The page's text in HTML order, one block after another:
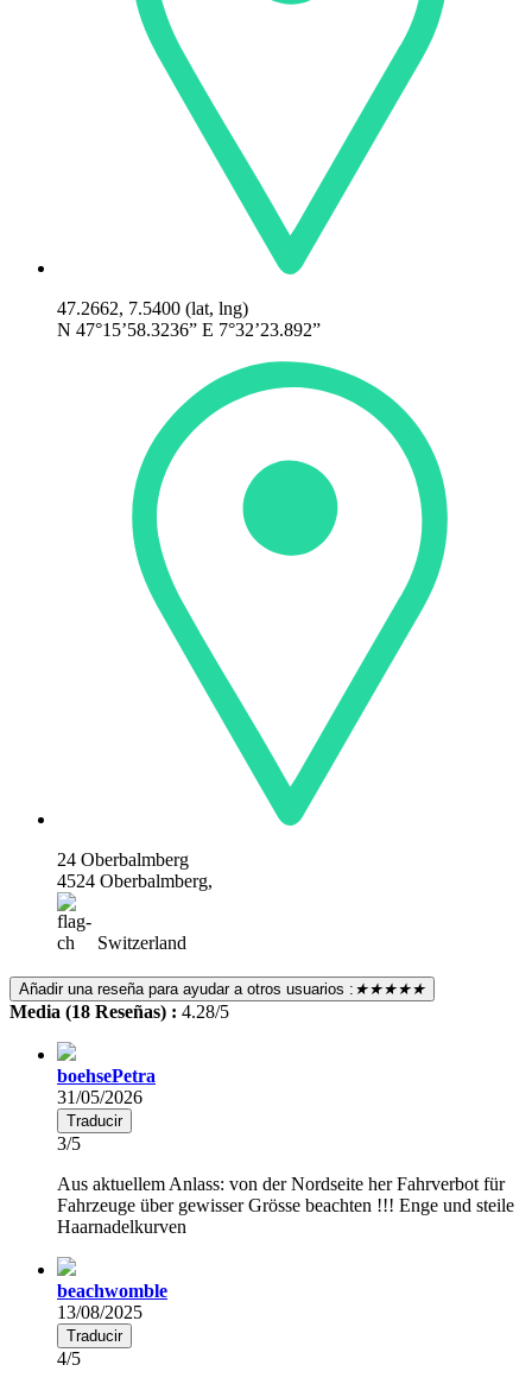
47.2662, 7.5400 (lat, lng)
N 47°15’58.3236” E 7°32’23.892”
24 Oberbalmberg
4524 Oberbalmberg,
Switzerland
Añadir una reseña para ayudar a otros usuarios : ★★★★★
Media (18 Reseñas) : 4.28/5
boehsePetra
31/05/2026
Traducir
3/5
Aus aktuellem Anlass: von der Nordseite her Fahrverbot für
Fahrzeuge über gewisser Grösse beachten !!! Enge und steile
Haarnadelkurven
beachwomble
13/08/2025
Traducir
4/5